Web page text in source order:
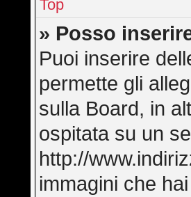
Top
» Posso
Puoi inserire
permette gli
sulla Board, in
ospitata su un
http://
immagini che